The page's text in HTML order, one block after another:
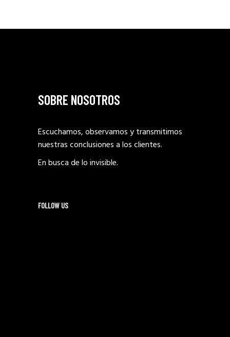
SOBRE NOSOTROS
Escuchamos, observamos y transmitimos
nuestras conclusiones a los clientes.
En busca de lo invisible.
FOLLOW US